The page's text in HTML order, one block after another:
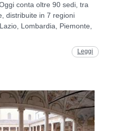
conta oltre 90 sedi, tra
distribuite in 7 regioni
Lombardia, Piemonte,
Leggi